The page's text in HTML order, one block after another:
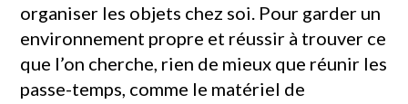
organiser les objets chez soi. Pour garder un
environnement propre et réussir à trouver ce
que l’on cherche, rien de mieux que réunir les
passe-temps, comme le matériel de